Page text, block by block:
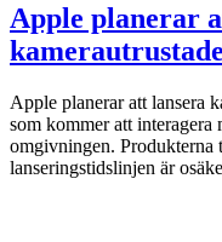
Apple planerar
Apple planerar att lansera
som kommer att
omgivningen. Produkterna
lanseringstidslinjen är